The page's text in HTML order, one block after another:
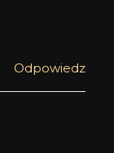
Odpowiedz